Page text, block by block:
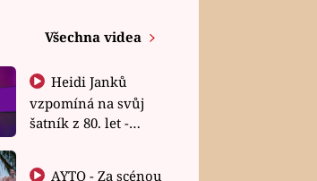
Všechna videa
Heidi Janků
vzpomíná na svůj
šatník z 80. let -